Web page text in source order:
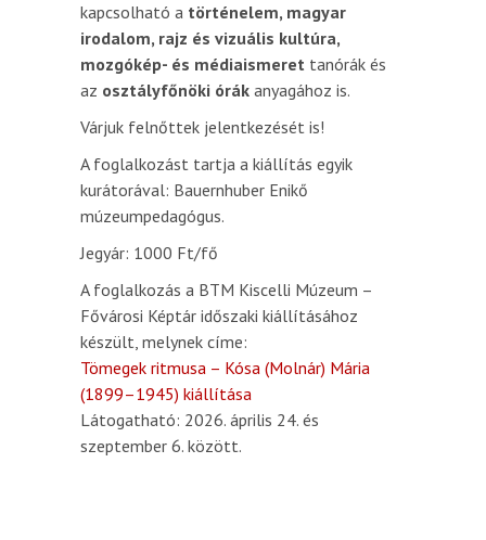
kapcsolható a történelem, magyar
irodalom, rajz és vizuális kultúra,
mozgókép- és médiaismeret tanórák és
az osztályfőnöki órák anyagához is.
Várjuk felnőttek jelentkezését is!
A foglalkozást tartja a kiállítás egyik
kurátorával: Bauernhuber Enikő
múzeumpedagógus.
Jegyár: 1000 Ft/fő
A foglalkozás a BTM Kiscelli Múzeum –
Fővárosi Képtár időszaki kiállításához
készült, melynek címe:
Tömegek ritmusa – Kósa (Molnár) Mária
(1899–1945) kiállítása
Látogatható: 2026. április 24. és
szeptember 6. között.